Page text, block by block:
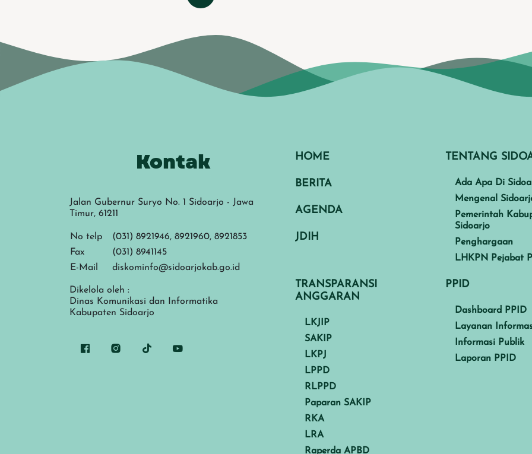
Kontak
Jalan Gubernur Suryo No. 1 Sidoarjo - Jawa
Timur, 61211
No telp
(031) 8921946, 8921960, 8921853
Fax
(031) 8941145
E-Mail
diskominfo@sidoarjokab.go.id
Dikelola oleh :
Dinas Komunikasi dan Informatika
Kabupaten Sidoarjo
HOME
BERITA
AGENDA
JDIH
TENTANG
Ada Apa Di
Mengenal
Pemerintah
Sidoarjo
Penghargaan
LHKPN Pejabat
TRANSPARANSI
ANGGARAN
LKJIP
SAKIP
LKPJ
LPPD
RLPPD
Paparan SAKIP
RKA
LRA
Raperda APBD
PPID
Dashboard PPID
Layanan
Informasi Publik
Laporan PPID